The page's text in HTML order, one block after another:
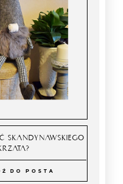
SKANDYNAWSKIEGO
DO POSTA